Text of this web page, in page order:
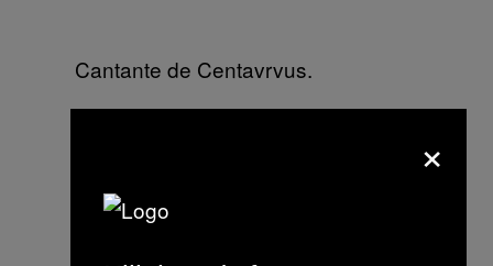
Cantante de Centavrvus.
×